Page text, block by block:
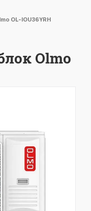
OL-IOU36YRH
Olmo